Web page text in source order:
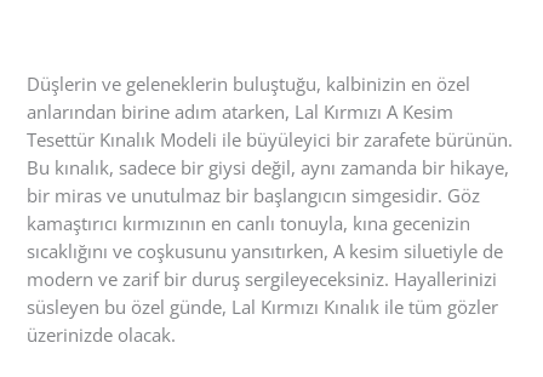
Düşlerin ve geleneklerin buluştuğu, kalbinizin en özel
anlarından birine adım atarken, Lal Kırmızı A Kesim
Tesettür Kınalık Modeli ile büyüleyici bir zarafete bürünün.
Bu kınalık, sadece bir giysi değil, aynı zamanda bir hikaye,
bir miras ve unutulmaz bir başlangıcın simgesidir. Göz
kamaştırıcı kırmızının en canlı tonuyla, kına gecenizin
sıcaklığını ve coşkusunu yansıtırken, A kesim siluetiyle de
modern ve zarif bir duruş sergileyeceksiniz. Hayallerinizi
süsleyen bu özel günde, Lal Kırmızı Kınalık ile tüm gözler
üzerinizde olacak.